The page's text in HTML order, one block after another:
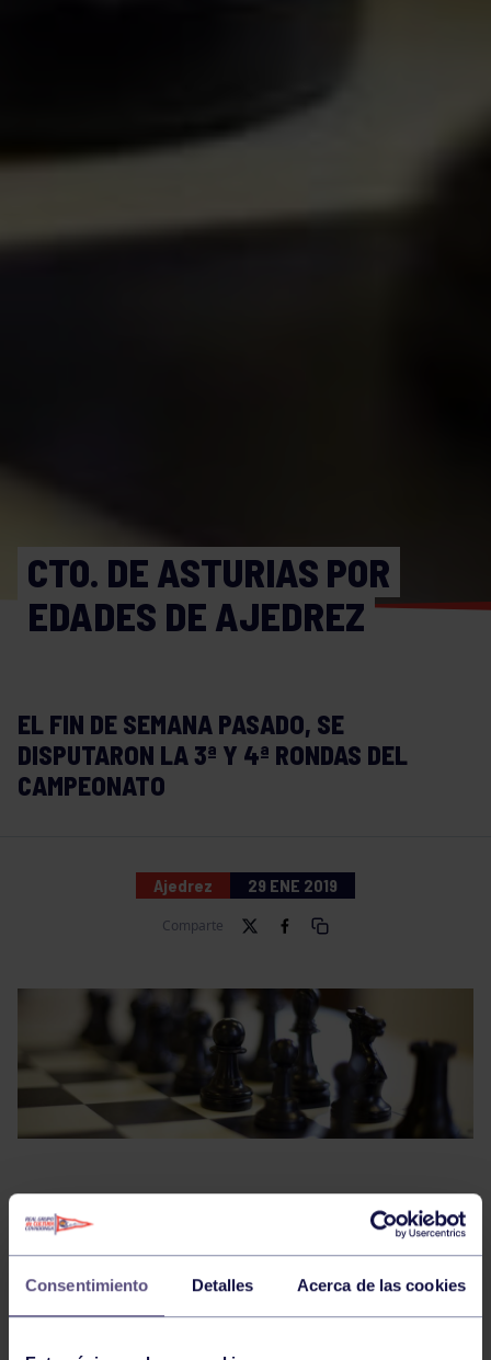
Consentimiento Detalles Acerca de las cookies
CTO. DE ASTURIAS POR
EDADES DE AJEDREZ
EL FIN DE SEMANA PASADO, SE
DISPUTARON LA 3ª Y 4ª RONDAS DEL
CAMPEONATO
Ajedrez 29 ENE 2019
Comparte
El sábado 26 y domingo 27 de enero se disputaron la
3ª y 4ª rondas del Campeonato de Asturias por edades.
Tras la disputa de la 4ª ronda nuestros ajedrecistas
llevan estas clasificaciones: